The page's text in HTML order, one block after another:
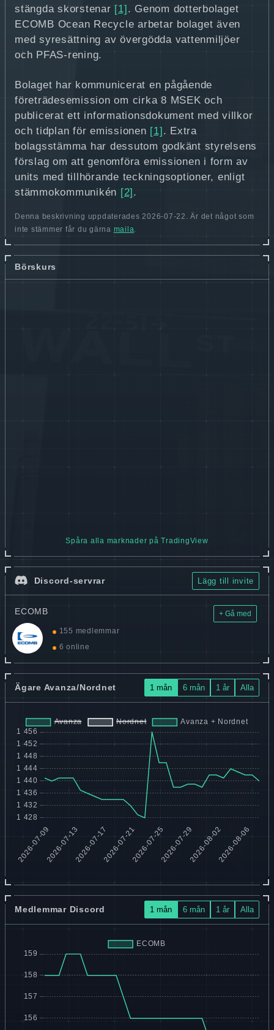
stängda skorstenar [1] . Genom dotterbolaget
ECOMB Ocean Recycle arbetar bolaget även
med syresättning av övergödda vattenmiljöer
och PFAS‑rening.
Bolaget har kommunicerat en pågående
företrädesemission om cirka 8 MSEK och
publicerat ett informationsdokument med villkor
och tidplan för emissionen [1] . Extra
bolagsstämma har dessutom godkänt styrelsens
förslag om att genomföra emissionen i form av
units med tillhörande teckningsoptioner, enligt
stämmokommunikén [2] .
Denna beskrivning uppdaterades 2026-07-22. Är det något som
inte stämmer får du gärna maila.
Börskurs
Spåra alla marknader på TradingView
Discord-servrar Lägg till invite
ECOMB
155 medlemmar
6 online
+ Gå med
Ägare Avanza/Nordnet 1 mån 6 mån 1 år Alla
Medlemmar Discord 1 mån 6 mån 1 år Alla